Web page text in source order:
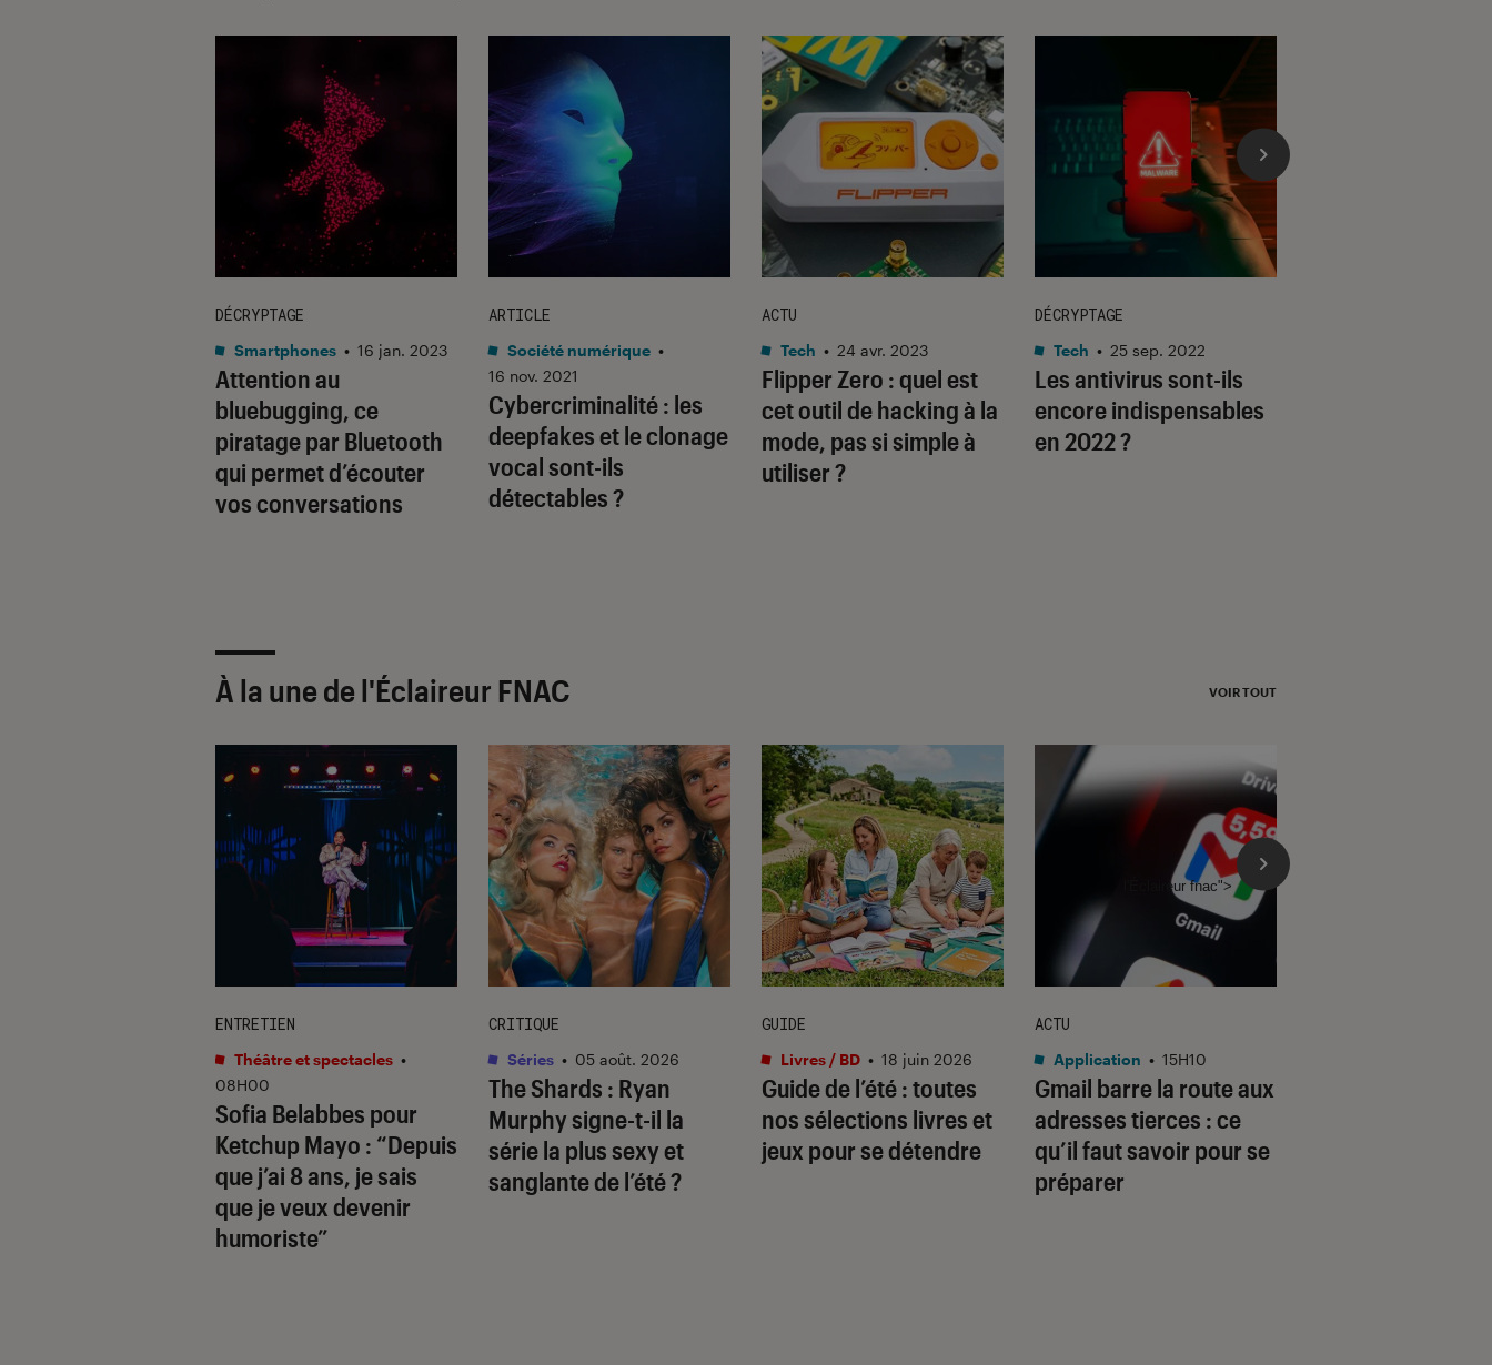
Attention au
bluebugging, ce
piratage par Bluetooth
qui permet d’écouter
vos conversations
DÉCRYPTAGE
Smartphones • 16 jan. 2023
Cybercriminalité : les
deepfakes et le clonage
vocal sont-ils
détectables ?
ARTICLE
Société numérique •
16 nov. 2021
Flipper Zero : quel est
cet outil de hacking à la
mode, pas si simple à
utiliser ?
ACTU
Tech • 24 avr. 2023
Les antivirus sont-ils
encore indispensables
en 2022 ?
DÉCRYPTAGE
Tech • 25 sep. 2022
À la une de l'Éclaireur FNAC VOIR TOUT
Sofia Belabbes pour
Ketchup Mayo : “Depuis
que j’ai 8 ans, je sais
que je veux devenir
humoriste”
ENTRETIEN
Théâtre et spectacles •
08H00
The Shards : Ryan
Murphy signe-t-il la
série la plus sexy et
sanglante de l’été ?
CRITIQUE
Séries • 05 août. 2026
Guide de l’été : toutes
nos sélections livres et
jeux pour se détendre
GUIDE
Livres / BD • 18 juin 2026
Gmail barre la route aux
adresses tierces : ce
qu’il faut savoir pour se
préparer
ACTU
Application • 15H10
l'Éclaireur fnac">